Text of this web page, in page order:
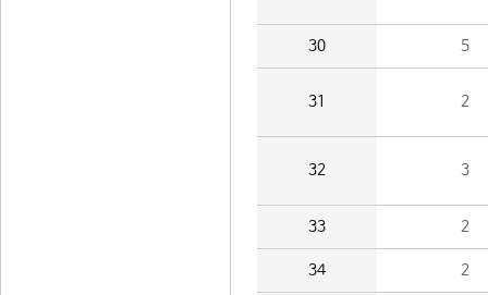
30 5
31 2
32 3
33 2
34 2